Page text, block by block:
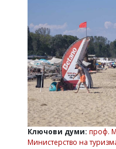
Управители:
Веселин
Василев,
v.vasilev@flagman.bg
Касабова,
k.kassabova@flagman.bg
Главен
редактор:Ключови думи: проф.
Министерство на